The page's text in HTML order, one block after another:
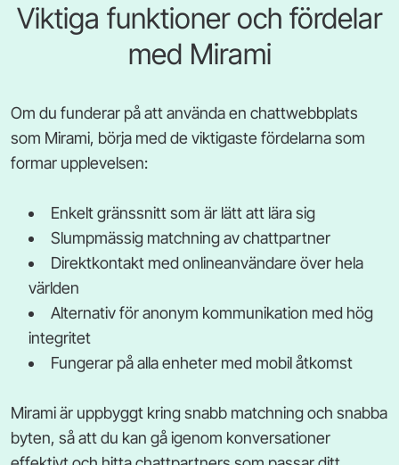
Viktiga funktioner och fördelar
med Mirami
Om du funderar på att använda en chattwebbplats
som Mirami, börja med de viktigaste fördelarna som
formar upplevelsen:
Enkelt gränssnitt som är lätt att lära sig
Slumpmässig matchning av chattpartner
Direktkontakt med onlineanvändare över hela
världen
Alternativ för anonym kommunikation med hög
integritet
Fungerar på alla enheter med mobil åtkomst
Mirami är uppbyggt kring snabb matchning och snabba
byten, så att du kan gå igenom konversationer